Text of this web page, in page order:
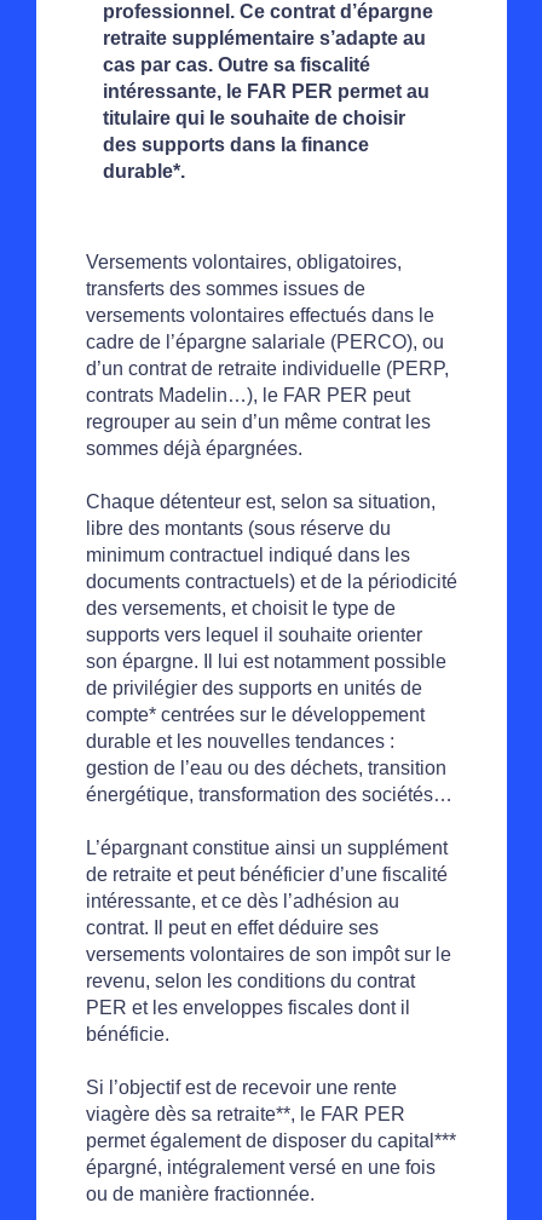
professionnel. Ce contrat d’épargne
retraite supplémentaire s’adapte au
cas par cas. Outre sa fiscalité
intéressante, le FAR PER permet au
titulaire qui le souhaite de choisir
des supports dans la finance
durable*.
Versements volontaires, obligatoires,
transferts des sommes issues de
versements volontaires effectués dans le
cadre de l’épargne salariale (PERCO), ou
d’un contrat de retraite individuelle (PERP,
contrats Madelin…), le FAR PER peut
regrouper au sein d’un même contrat les
sommes déjà épargnées.
Chaque détenteur est, selon sa situation,
libre des montants (sous réserve du
minimum contractuel indiqué dans les
documents contractuels) et de la périodicité
des versements, et choisit le type de
supports vers lequel il souhaite orienter
son épargne. Il lui est notamment possible
de privilégier des supports en unités de
compte* centrées sur le développement
durable et les nouvelles tendances :
gestion de l’eau ou des déchets, transition
énergétique, transformation des sociétés…
L’épargnant constitue ainsi un supplément
de retraite et peut bénéficier d’une fiscalité
intéressante, et ce dès l’adhésion au
contrat. Il peut en effet déduire ses
versements volontaires de son impôt sur le
revenu, selon les conditions du contrat
PER et les enveloppes fiscales dont il
bénéficie.
Si l’objectif est de recevoir une rente
viagère dès sa retraite**, le FAR PER
permet également de disposer du capital***
épargné, intégralement versé en une fois
ou de manière fractionnée.